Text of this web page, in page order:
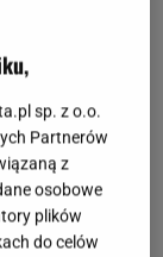
sp. z o.o.
Partnerów
z
osobowe
plików
do celów